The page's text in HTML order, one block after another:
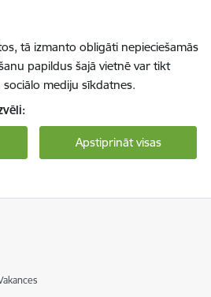
tā izmanto obligāti nepieciešamās
papildus šajā vietnē var tikt
mediju sīkdatnes.
Apstiprināt visas